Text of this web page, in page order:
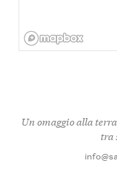
Un omaggio alla
tra